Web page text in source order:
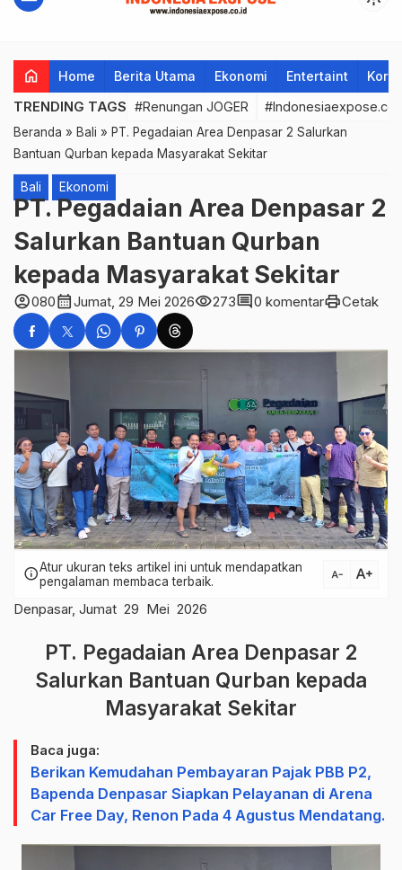
home Home Berita Utama Ekonomi Entertaint
TRENDING TAGS #Renungan JOGER
Beranda » Bali » PT. Pegadaian Area Denpasar 2 Salurkan
Bantuan Qurban kepada Masyarakat Sekitar
Bali Ekonomi
PT. Pegadaian Area Denpasar 2
Salurkan Bantuan Qurban
kepada Masyarakat Sekitar
account_circle080calendar_monthJumat, 29 Mei 2026visibility273comment0 komentarprintCetak
infoAtur ukuran teks artikel ini untuk mendapatkan
pengalaman membaca terbaik.
text_decrease text_increase
Denpasar, Jumat 29 Mei 2026
PT. Pegadaian Area Denpasar 2
Salurkan Bantuan Qurban kepada
Masyarakat Sekitar
Baca juga:
Berikan Kemudahan Pembayaran Pajak PBB P2,
Bapenda Denpasar Siapkan Pelayanan di Arena
Car Free Day, Renon Pada 4 Agustus Mendatang.